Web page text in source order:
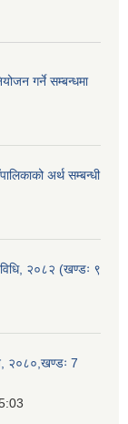
गर्ने सम्बन्धमा
अर्थ सम्बन्धी
२०८२ (खण्डः ९
२०८०,खण्डः 7